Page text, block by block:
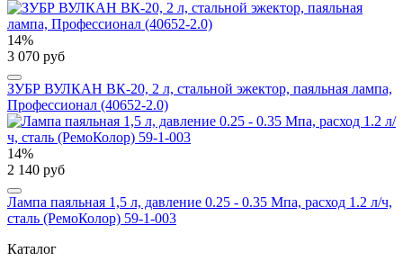
14%
3 070 руб
ЗУБР ВУЛКАН ВК-20, 2 л, стальной эжектор, паяльная лампа,
Профессионал (40652-2.0)
14%
2 140 руб
Лампа паяльная 1,5 л, давление 0.25 - 0.35 Мпа, расход 1.2 л/ч,
сталь (РемоКолор) 59-1-003
Каталог